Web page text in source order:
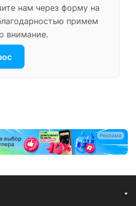
нам через форму на
примем
внимание.
Реклама